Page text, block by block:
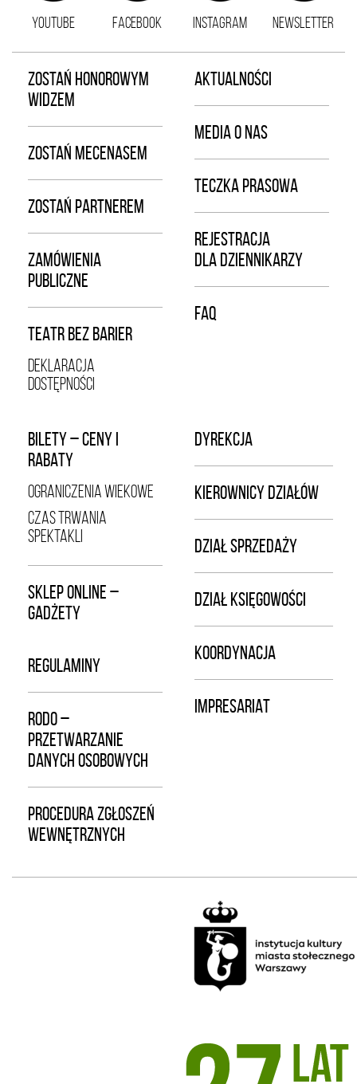
YOUTUBE FACEBOOK INSTAGRAM NEWSLETTER
ZOSTAŃ HONOROWYM
WIDZEM
ZOSTAŃ MECENASEM
ZOSTAŃ PARTNEREM
ZAMÓWIENIA
PUBLICZNE
TEATR BEZ BARIER
DEKLARACJA
DOSTĘPNOŚCI
AKTUALNOŚCI
MEDIA O NAS
TECZKA PRASOWA
REJESTRACJA
DLA DZIENNIKARZY
FAQ
BILETY – CENY I
RABATY
OGRANICZENIA WIEKOWE
CZAS TRWANIA
SPEKTAKLI
SKLEP ONLINE –
GADŻETY
REGULAMINY
RODO –
PRZETWARZANIE
DANYCH OSOBOWYCH
PROCEDURA ZGŁOSZEŃ
WEWNĘTRZNYCH
DYREKCJA
KIEROWNICY DZIAŁÓW
DZIAŁ SPRZEDAŻY
DZIAŁ KSIĘGOWOŚCI
KOORDYNACJA
IMPRESARIAT